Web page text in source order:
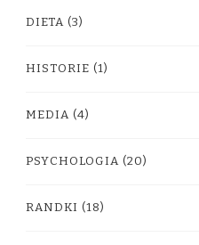
DIETA (3)
HISTORIE (1)
MEDIA (4)
PSYCHOLOGIA (20)
RANDKI (18)